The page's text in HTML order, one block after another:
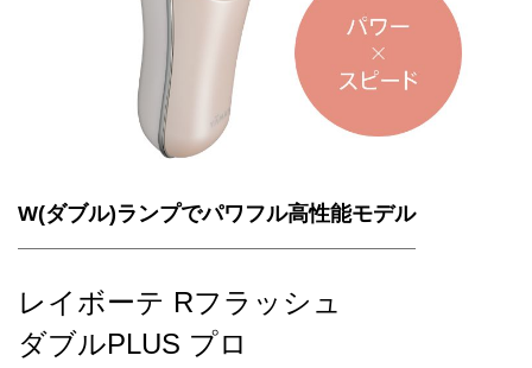
W(ダブル)ランプでパワフル高性能モデル
レイボーテ Rフラッシュ
ダブルPLUS プロ